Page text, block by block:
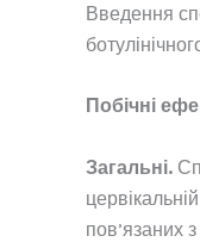
Введення
Побічні
Загальні.
пов’язаних